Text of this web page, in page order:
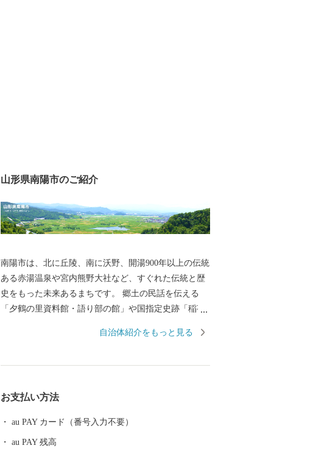
山形県南陽市のご紹介
南陽市は、北に丘陵、南に沃野、開湯900年以上の伝統
ある赤湯温泉や宮内熊野大社など、すぐれた伝統と歴
史をもった未来あるまちです。 郷土の民話を伝える
「夕鶴の里資料館・語り部の館」や国指定史跡「稲荷
ポーツの中心として知られる「南陽スカイパーク」や
のある暮しを目指して、みなさんが住んでいて良かっ
たと思うまちづくりを進めています。
自治体紹介をもっと見る
お支払い方法
au PAY カード（番号入力不要）
au PAY 残高